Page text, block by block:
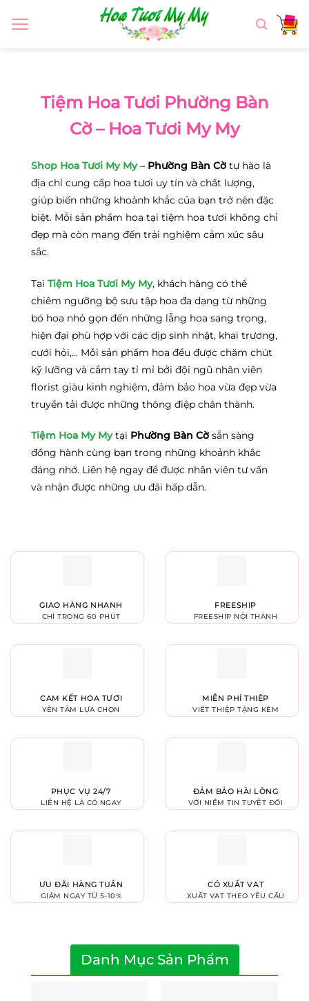
đến
Tiệm Hoa Tươi Phường Bàn
Cờ – Hoa Tươi My My
Shop Hoa Tươi My My– Phường Bàn Cờ tự hào là
địa chỉ cung cấp hoa tươi uy tín và chất lượng,
giúp biến những khoảnh khắc của bạn trở nên đặc
biệt. Mỗi sản phẩm hoa tại tiệm hoa tươi không chỉ
đẹp mà còn mang đến trải nghiệm cảm xúc sâu
sắc.
Tại Tiệm Hoa Tươi My My, khách hàng có thể
chiêm ngưỡng bộ sưu tập hoa đa dạng từ những
bó hoa nhỏ gọn đến những lẵng hoa sang trọng,
hiện đại phù hợp với các dịp sinh nhật, khai trương,
cưới hỏi,… Mỗi sản phẩm hoa đều được chăm chút
kỹ lưỡng và cắm tay tỉ mỉ bởi đội ngũ nhân viên
florist giàu kinh nghiệm, đảm bảo hoa vừa đẹp vừa
truyền tải được những thông điệp chân thành.
Tiệm Hoa My Mytại Phường Bàn Cờ sẵn sàng
đồng hành cùng bạn trong những khoảnh khắc
đáng nhớ. Liên hệ ngay để được nhân viên tư vấn
và nhận được những ưu đãi hấp dẫn.
GIAO HÀNG NHANH
CHỈ TRONG 60 PHÚT
FREESHIP
FREESHIP NỘI THÀNH
CAM KẾT HOA TƯƠI
YÊN TÂM LỰA CHỌN
MIỄN PHÍ THIỆP
VIẾT THIỆP TẶNG KÈM
PHỤC VỤ 24/7
LIÊN HỆ LÀ CÓ NGAY
ĐẢM BẢO HÀI LÒNG
VỚI NIỀM TIN TUYỆT ĐỐI
ƯU ĐÃI HÀNG TUẦN
GIẢM NGAY TỪ 5-10%
CÓ XUẤT VAT
XUẤT VAT THEO YÊU CẦU
Danh Mục Sản Phẩm